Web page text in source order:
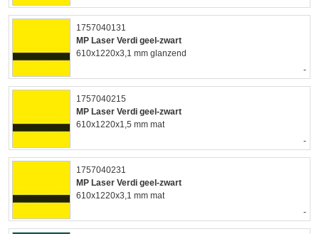
1757040131
MP Laser Verdi geel-zwart
610x1220x3,1 mm glanzend
-
1757040215
MP Laser Verdi geel-zwart
610x1220x1,5 mm mat
-
1757040231
MP Laser Verdi geel-zwart
610x1220x3,1 mm mat
-